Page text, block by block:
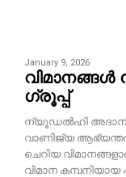
January 9, 2026
വിമാനങ്ങൾ
ഗ്രൂപ്പ്
ന്യൂഡൽഹി അദാനി
വാണിജ്യ
ചെറിയ
വിമാന